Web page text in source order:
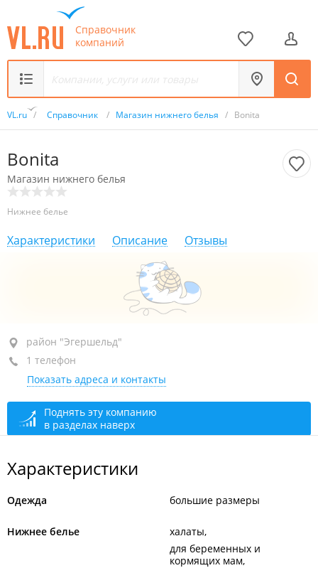
Справочник
компаний
VL.ru / Справочник / Магазин нижнего белья / Bonita
Bonita
Магазин нижнего белья
Нижнее белье
Характеристики Описание Отзывы
район "Эгершельд", ул. Крыгина, 15А
ТЦ "Маяк", 2-й этаж, оф. 1
+7 914 695-88-81
закрыто, откроется в 11:00
район "Эгершельд"
1 телефон
Показать адреса и контакты
Поднять эту компанию
в разделах наверх
Характеристики
Одежда большие размеры
Нижнее белье
халаты
для беременных и
кормящих мам